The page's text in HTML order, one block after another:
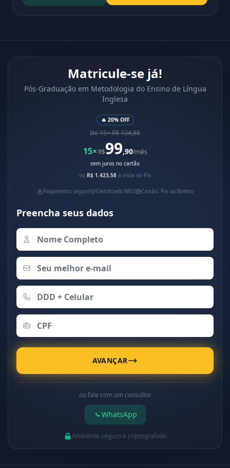
Matricule-se já!
Pós-Graduação em Metodologia do Ensino de Língua
Inglesa
🔥 20% OFF
De 15× R$ 124,88
15× R$99,90/mês
sem juros no cartão
ou R$ 1.423,58 à vista no Pix
Pagamento seguro Certificado MEC Cartão, Pix ou Boleto
Preencha seus dados
AVANÇAR
ou fale com um consultor
WhatsApp
Ambiente seguro e criptografado